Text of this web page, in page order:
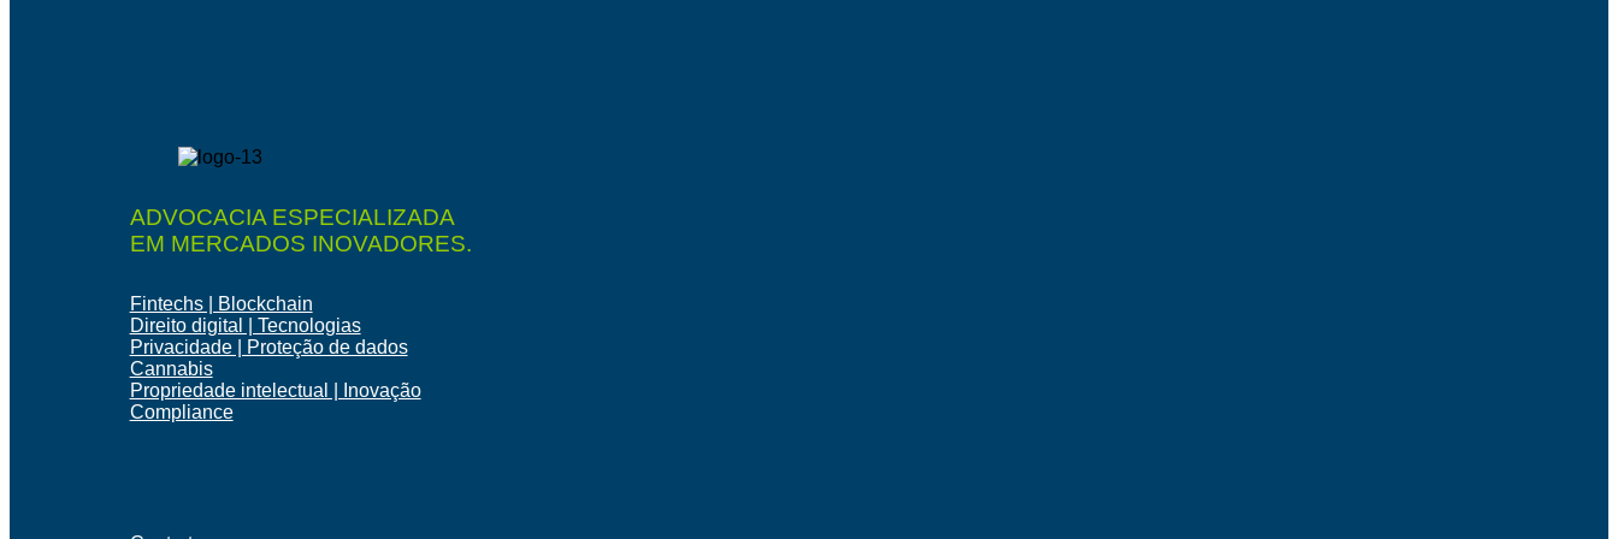
ADVOCACIA ESPECIALIZADA
EM MERCADOS INOVADORES.
Fintechs | Blockchain
Direito digital | Tecnologias
Privacidade | Proteção de dados
Cannabis
Propriedade intelectual | Inovação
Compliance